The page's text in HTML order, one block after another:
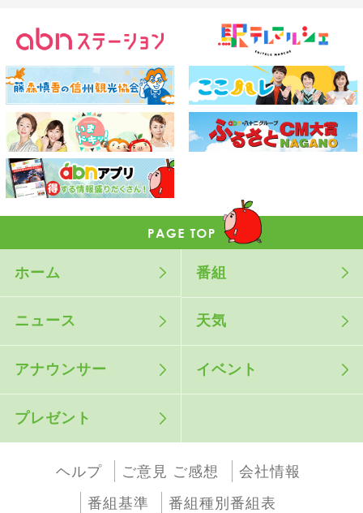
ホーム 番組
ニュース 天気
アナウンサー イベント
プレゼント
ヘルプ ご意見 ご感想
会社情報
番組基準
番組種別番組表